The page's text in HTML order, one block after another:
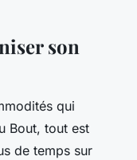
son
qui
Bout, tout est
de temps sur